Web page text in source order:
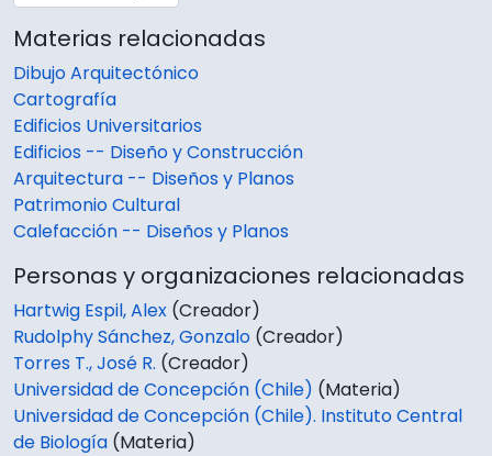
Materias relacionadas
Dibujo Arquitectónico
Cartografía
Edificios Universitarios
Edificios -- Diseño y Construcción
Arquitectura -- Diseños y Planos
Patrimonio Cultural
Calefacción -- Diseños y Planos
Personas y organizaciones relacionadas
Hartwig Espil, Alex (Creador)
Rudolphy Sánchez, Gonzalo (Creador)
Torres T., José R. (Creador)
Universidad de Concepción (Chile) (Materia)
Universidad de Concepción (Chile). Instituto Central
de Biología (Materia)